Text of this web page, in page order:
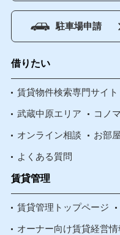
駐車場申請
借りたい
賃貸物件検索専門サイト
武蔵中原エリア コノ
オンライン相談 お部
よくある質問
賃貸管理
賃貸管理トップページ
オーナー向け賃貸経営情